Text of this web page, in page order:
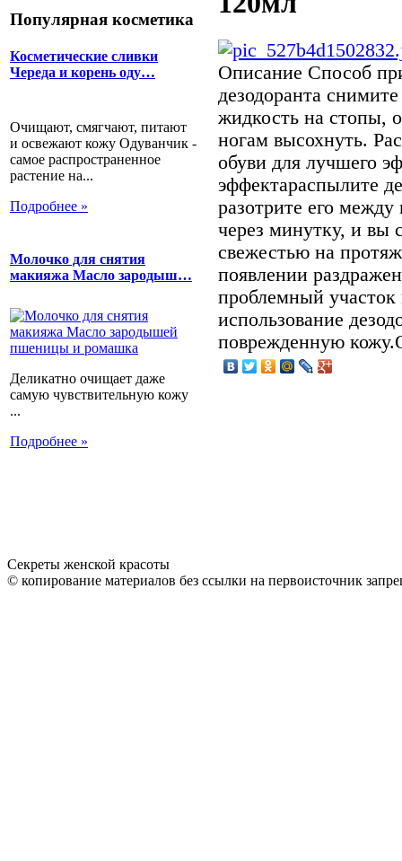
Популярная косметика
Косметические сливки
Череда и корень оду…
Очищают, смягчают, питают
и освежают кожу Одуванчик -
самое распространенное
растение на...
Подробнее »
Молочко для снятия
макияжа Масло зародыш…
Деликатно очищает даже
самую чувствительную кожу
...
Подробнее »
Описание Способ
дезодоранта
жидкость на стопы,
ногам высохнуть.
обуви для лучшего
эффектараспылите
разотрите его
через минутку, и вы
свежестью на
появлении
проблемный участок
использование
поврежденную
Секреты женской красоты
© копирование материалов без ссылки на первоисточник